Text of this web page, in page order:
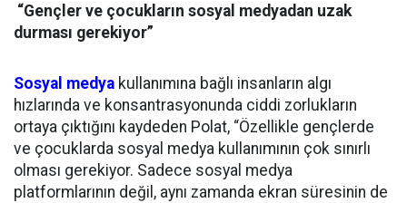
“Gençler ve çocukların sosyal medyadan uzak
durması gerekiyor”
Sosyal medya kullanımına bağlı insanların algı
hızlarında ve konsantrasyonunda ciddi zorlukların
ortaya çıktığını kaydeden Polat, “Özellikle gençlerde
ve çocuklarda sosyal medya kullanımının çok sınırlı
olması gerekiyor. Sadece sosyal medya
platformlarının değil, aynı zamanda ekran süresinin de